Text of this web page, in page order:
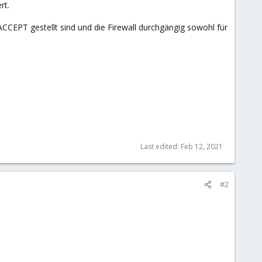
gestellt sind und die Firewall durchgängig sowohl für
Last edited: Feb 12, 2021
#2